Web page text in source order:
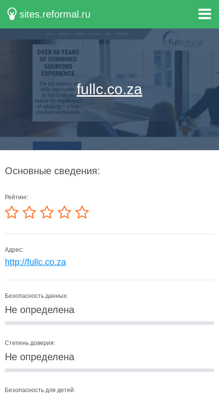
sites.reformal.ru
fullc.co.za
Основные сведения:
Рейтинг:
Адрес:
http://fullc.co.za
Безопасность данных:
Не определена
Степень доверия:
Не определена
Безопасность для детей: